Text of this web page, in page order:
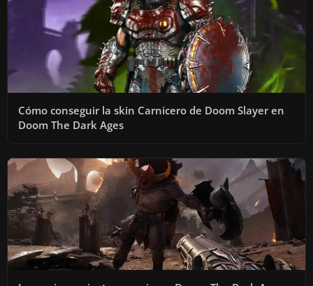
Cómo conseguir la skin Carnicero de Doom Slayer en
Doom The Dark Ages